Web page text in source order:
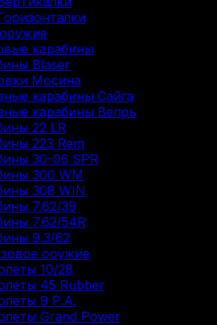
карабины
Blaser
Мосина
карабины Сайга
карабины Вепрь
22 LR
223 Rem
30-06 SPR
300 WM
308 WIN
7.62/39
7.62/54R
9.3/62
оружие
10/28
45 Rubber
9 Р.А.
Grand Power